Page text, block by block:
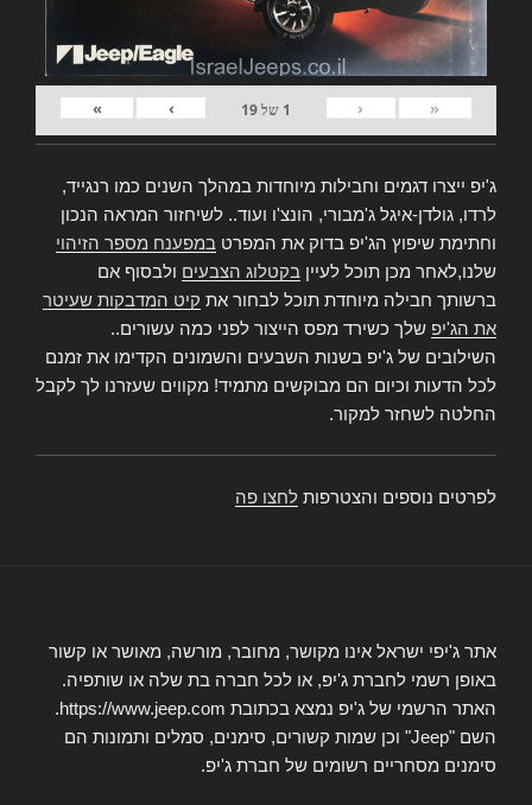
«
‹
1 של19
›
»
ג'יפ ייצרו דגמים וחבילות מיוחדות במהלך השנים כמו רנגייד,
לרדו, גולדן-איגל ג'מבורי, הונצ'ו ועוד.. לשיחזור המראה הנכון
וחתימת שיפוץ הג'יפ בדוק את המפרט במפענח מספר הזיהוי
שלנו,לאחר מכן תוכל לעיין בקטלוג הצבעים ולבסוף אם
ברשותך חבילה מיוחדת תוכל לבחור את קיט המדבקות שעיטר
את הג'יפ שלך כשירד מפס הייצור לפני כמה עשורים..
השילובים של ג'יפ בשנות השבעים והשמונים הקדימו את זמנם
לכל הדעות וכיום הם מבוקשים מתמיד! מקווים שעזרנו לך לקבל
החלטה לשחזר למקור.
לפרטים נוספים והצטרפות לחצו פה
אתר ג'יפי ישראל אינו מקושר, מחובר, מורשה, מאושר או קשור
באופן רשמי לחברת ג'יפ, או לכל חברה בת שלה או שותפיה.
האתר הרשמי של ג'יפ נמצא בכתובת https://www.jeep.com.
השם "Jeep" וכן שמות קשורים, סימנים, סמלים ותמונות הם
סימנים מסחריים רשומים של חברת ג'יפ.